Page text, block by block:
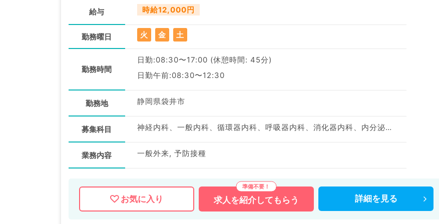
給与 時給12,000円
勤務曜日 火 金 土
勤務時間
日勤:08:30〜17:00 (休憩時間: 45分)
日勤午前:08:30〜12:30
勤務地 静岡県袋井市
募集科目 神経内科、一般内科、循環器内科、呼吸器内科、消化器内科、内分泌・代謝内科、腎臓内科、老年内科、血液内科
業務内容 一般外来, 予防接種
お気に入り 求人を紹介してもらう 詳細を 見る